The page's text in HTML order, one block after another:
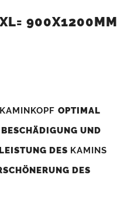
900X1200MM (
KAMINKOPF OPTIMAL
UND
DES KAMINS
DES